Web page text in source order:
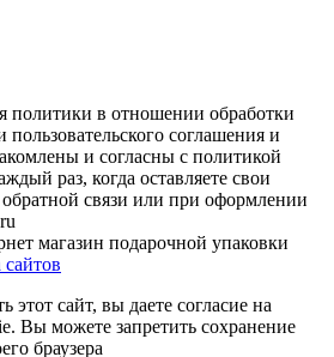
политики в отношении обработки
соглашения и
и согласны с политикой
раз, когда оставляете свои
связи или при оформлении
магазин подарочной упаковки
сайтов
этот сайт, вы даете согласие на
Вы можете запретить сохранение
браузера